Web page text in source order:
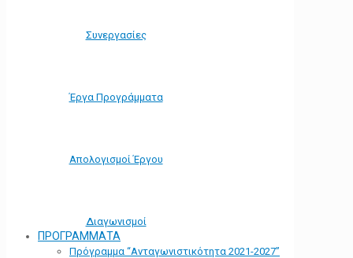
Συνεργασίες
Έργα Προγράμματα
Απολογισμοί Έργου
Διαγωνισμοί
ΠΡΟΓΡΑΜΜΑΤΑ
Πρόγραμμα “Ανταγωνιστικότητα 2021-2027”